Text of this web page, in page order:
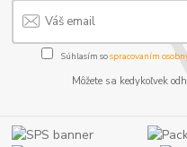
Súhlasím sospracovaním
Môžete sa kedykoľvek